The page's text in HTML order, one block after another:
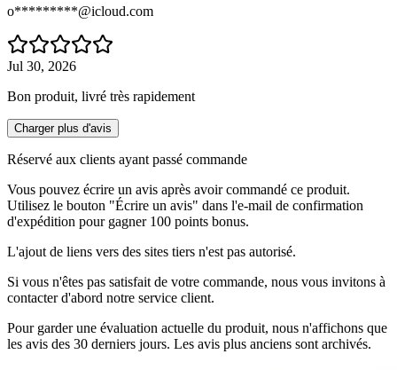
o*********@icloud.com
Jul 30, 2026
Bon produit, livré très rapidement
Charger plus d'avis
Réservé aux clients ayant passé commande
Vous pouvez écrire un avis après avoir commandé ce produit.
Utilisez le bouton "Écrire un avis" dans l'e-mail de confirmation
d'expédition pour gagner 100 points bonus.
L'ajout de liens vers des sites tiers n'est pas autorisé.
Si vous n'êtes pas satisfait de votre commande, nous vous invitons à
contacter d'abord notre service client.
Pour garder une évaluation actuelle du produit, nous n'affichons que
les avis des 30 derniers jours. Les avis plus anciens sont archivés.